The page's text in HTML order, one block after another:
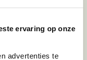
ervaring op onze
advertenties te